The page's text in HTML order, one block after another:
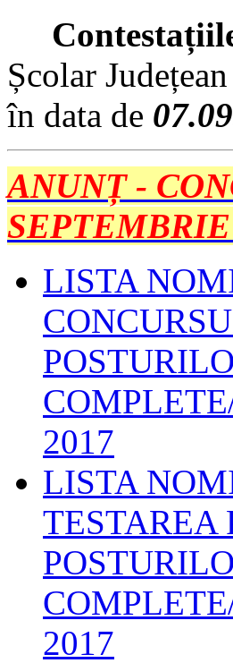
Școlar
în data de
ANUNȚ -
LISTA
2017
LISTA
TESTAREA
2017